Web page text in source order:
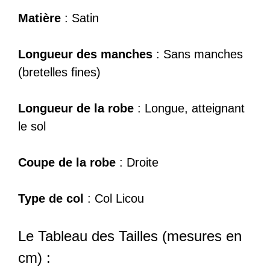
Matière : Satin
Longueur des manches : Sans manches
(bretelles fines)
Longueur de la robe : Longue, atteignant
le sol
Coupe de la robe : Droite
Type de col : Col Licou
Le Tableau des Tailles (mesures en
cm) :